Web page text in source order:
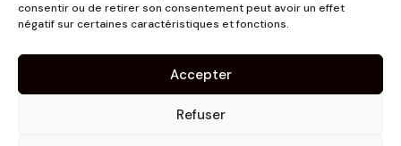
consentir ou de retirer son consentement peut avoir un effet
négatif sur certaines caractéristiques et fonctions.
Accepter
Refuser
1er étage
contact@pujolmaison.com